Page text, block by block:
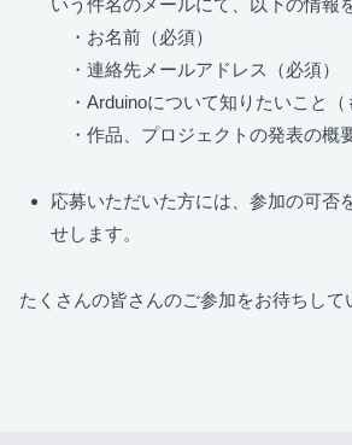
・お名前（必須）
・連絡先メールアドレス（必須）
・Arduinoについて知りたいこと（
・作品、プロジェクトの発表の概
応募いただいた方には、参加の可否
せします。
たくさんの皆さんのご参加をお待ちして